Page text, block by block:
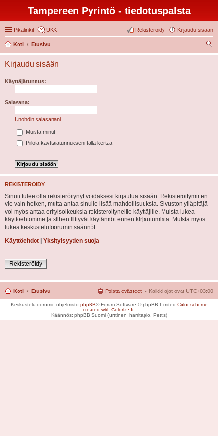
Tampereen Pyrintö - tiedotuspalsta
Pikalinkit UKK Kirjaudu sisään
Rekisteröidy
Koti
Etusivu
tsi
Kirjaudu sisään
Käyttäjätunnus:
Salasana:
Unohdin salasanani
Muista minut
Piilota käyttäjätunnukseni tällä kertaa
REKISTERÖIDY
Sinun tulee olla rekisteröitynyt voidaksesi kirjautua sisään. Rekisteröityminen
vie vain hetken, mutta antaa sinulle lisää mahdollisuuksia. Sivuston ylläpitäjä
voi myös antaa erityisoikeuksia rekisteröityneille käyttäjille. Muista lukea
käyttöehtomme ja siihen liittyvät käytännöt ennen kirjautumista. Muista myös
lukea keskustelufoorumin säännöt.
Käyttöehdot | Yksityisyyden suoja
Rekisteröidy
Koti Etusivu Kaikki ajat ovat UTC+03:00
Poista evästeet
Keskustelufoorumin ohjelmisto phpBB® Forum Software © phpBB Limited Color scheme
created with Colorize It
Käännös: phpBB Suomi (lurttinen, harritapio, Pettis)